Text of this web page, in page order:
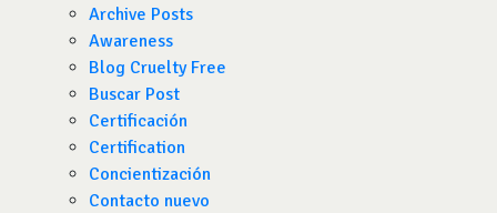
Archive Posts
Awareness
Blog Cruelty Free
Buscar Post
Certificación
Certification
Concientización
Contacto nuevo